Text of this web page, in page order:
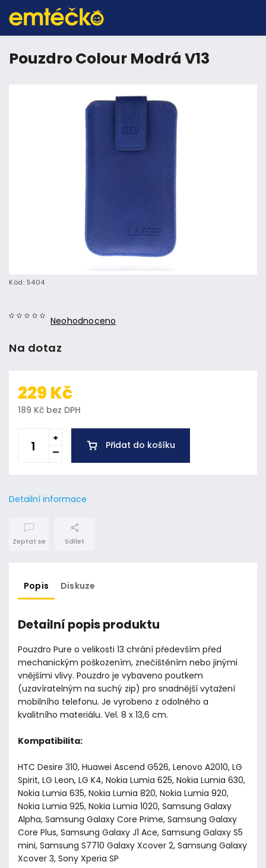
Pouzdro Colour Modrá V13
Kód: 5404
Neohodnoceno
Na dotaz
229 Kč
189 Kč bez DPH
Přidat do košíku
Detailní informace
Zeptat se Sdílet
Popis Diskuze
Detailní popis produktu
Pouzdro Pure o velikosti 13 chrání především před
mechanickým poškozením, znečištěním nebo jinými
vnějšími vlivy. Pouzdro je vybaveno poutkem
(uzavíratelným na suchý zip) pro snadnější vytažení
mobilního telefonu. Je vyrobeno z odolného a
kvalitního materiálu. Vel. 8 x 13,6 cm.
Kompatibilita:
HTC Desire 310, Huawei Ascend G526, Lenovo A2010, LG
Spirit, LG Leon, LG K4, Nokia Lumia 625, Nokia Lumia 630,
Nokia Lumia 635, Nokia Lumia 820, Nokia Lumia 920,
Nokia Lumia 925, Nokia Lumia 1020, Samsung Galaxy
Alpha, Samsung Galaxy Core Prime, Samsung Galaxy
Core Plus, Samsung Galaxy J1 Ace, Samsung Galaxy S5
mini, Samsung S7710 Galaxy Xcover 2, Samsung Galaxy
Xcover 3, Sony Xperia SP